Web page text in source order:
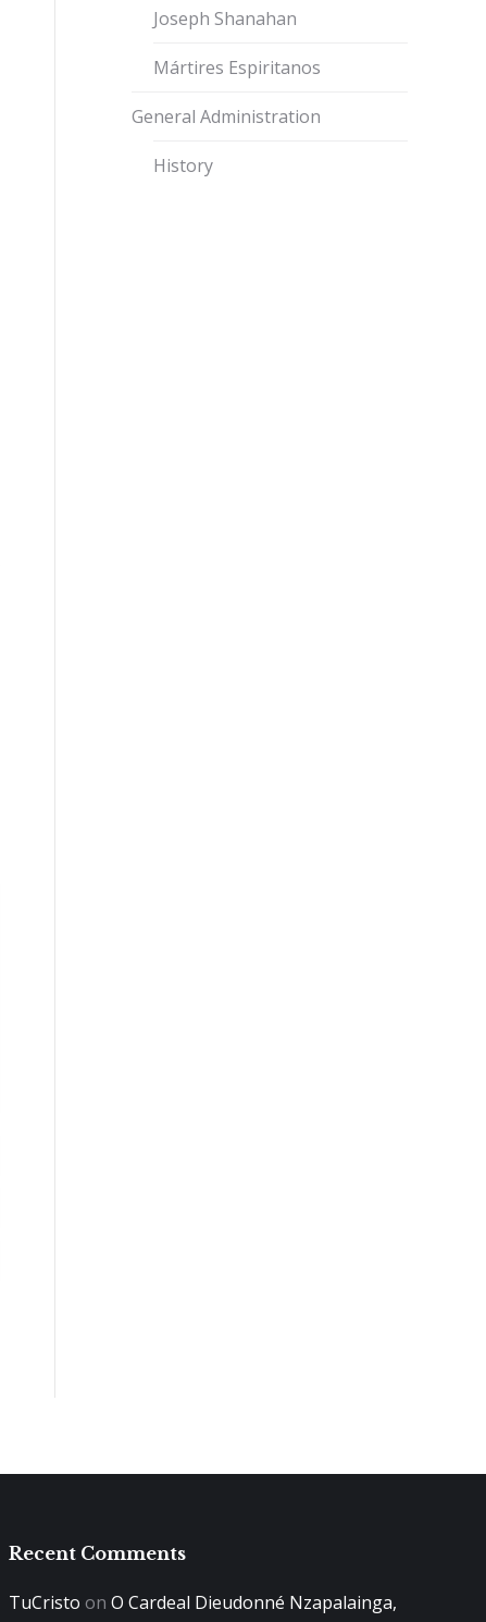
Joseph Shanahan
Mártires Espiritanos
General Administration
History
Recent Comments
TuCristo onO Cardeal Dieudonné Nzapalainga,